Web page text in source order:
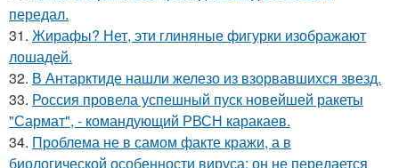
передал.
31. Жирафы? Нет, эти глиняные фигурки изображают
лошадей.
32. В Антарктиде нашли железо из взорвавшихся звезд.
33. Россия провела успешный пуск новейшей ракеты
"Сармат", - командующий РВСН каракаев.
34. Проблема не в самом факте кражи, а в
биологической особенности вируса: он не передается